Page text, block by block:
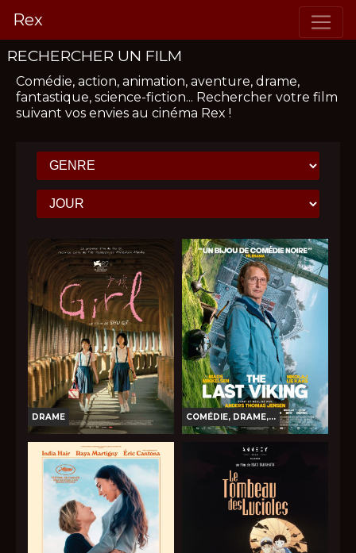
Rex
RECHERCHER UN FILM
Comédie, action, animation, aventure, drame,
fantastique, science-fiction... Rechercher votre film
suivant vos envies au cinéma Rex !
DRAME
GIRL
Horaires et Infos
Bande-annonce
Réservation
COMÉDIE, DRAME,...
THE LAST VIKING
Horaires et Infos
Bande-annonce
Réservation